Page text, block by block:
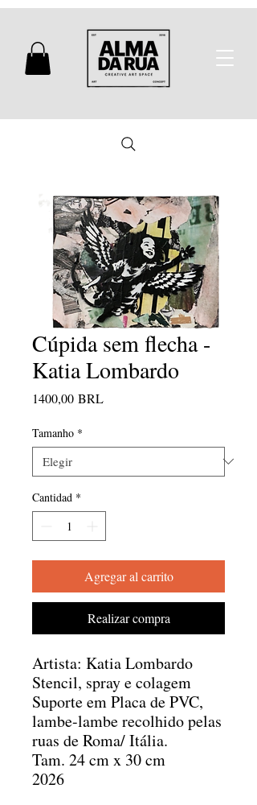
Cúpida sem flecha -
Katia Lombardo
1400,00 BRLPrecio
Tamanho *
Cantidad *
Agregar al carrito
Realizar compra
Artista: Katia Lombardo
Stencil, spray e colagem
Suporte em Placa de PVC,
lambe-lambe recolhido pelas
ruas de Roma/ Itália.
Tam. 24 cm x 30 cm
2026